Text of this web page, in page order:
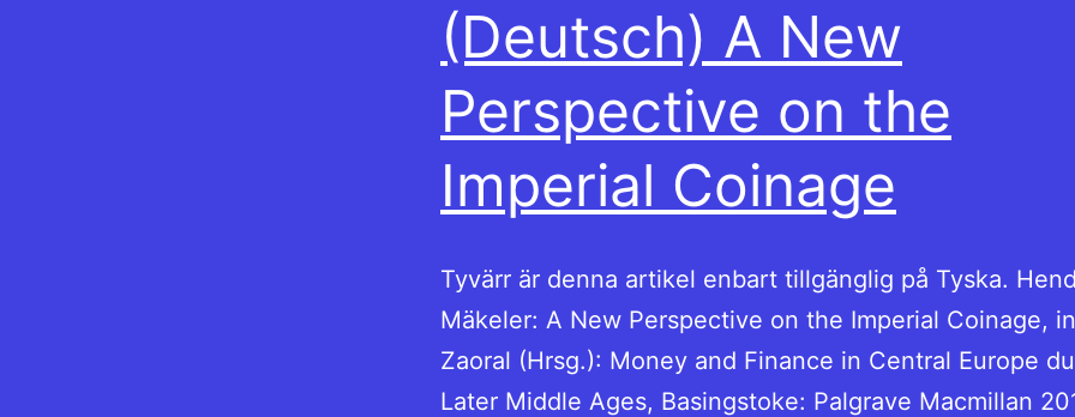
(Deutsch) A New
Perspective on the
Imperial Coinage
Tyvärr är denna artikel enbart tillgänglig på Tyska.
Mäkeler: A New Perspective on the Imperial Coinage,
Zaoral (Hrsg.): Money and Finance in Central Europe
Later Middle Ages, Basingstoke: Palgrave Macmillan